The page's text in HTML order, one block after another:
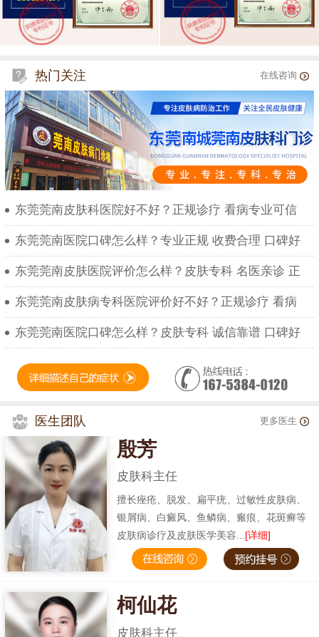
热门关注 在线咨询
东莞莞南皮肤科医院好不好？正规诊疗 看病专业可信
东莞莞南医院口碑怎么样？专业正规 收费合理 口碑好
东莞莞南皮肤医院评价怎么样？皮肤专科 名医亲诊 正
东莞莞南皮肤病专科医院评价好不好？正规诊疗 看病
东莞莞南医院口碑怎么样？皮肤专科 诚信靠谱 口碑好
医生团队 更多医生
殷芳
皮肤科主任
擅长痤疮、脱发、扁平疣、过敏性皮肤病、
银屑病、白癜风、鱼鳞病、瘢痕、花斑癣等
皮肤病诊疗及皮肤医学美容... [详细]
柯仙花
皮肤科主任